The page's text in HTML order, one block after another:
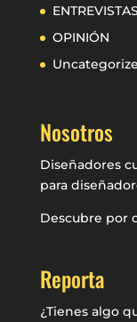
ENTREVISTAS
OPINIÓN
Nosotros
Diseñadores
para
Descubre por
Reporta
¿Tienes algo